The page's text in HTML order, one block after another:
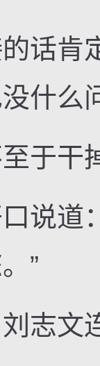
肯
什么
干
道：
”
文连